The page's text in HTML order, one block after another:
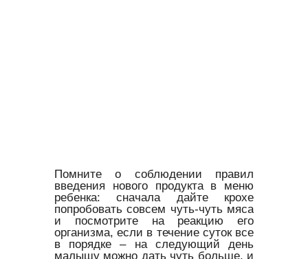
Помните о соблюдении правил
введения нового продукта в меню
ребенка: сначала дайте крохе
попробовать совсем чуть-чуть мяса
и посмотрите на реакцию его
организма, если в течение суток все
в порядке – на следующий день
малышу можно дать чуть больше, и